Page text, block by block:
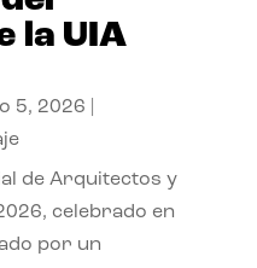
la UIA
5, 2026
de Arquitectos y
celebrado en
por un